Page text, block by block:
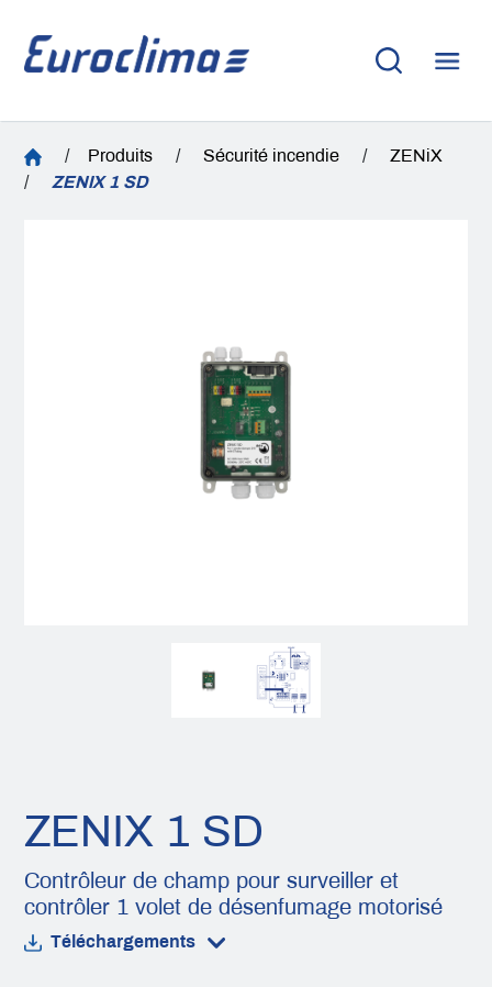
/ Produits / Sécurité incendie /
ZENiX
/
ZENIX 1 SD
ZENIX 1 SD
Contrôleur de champ pour surveiller et
contrôler 1 volet de désenfumage motorisé
Téléchargements